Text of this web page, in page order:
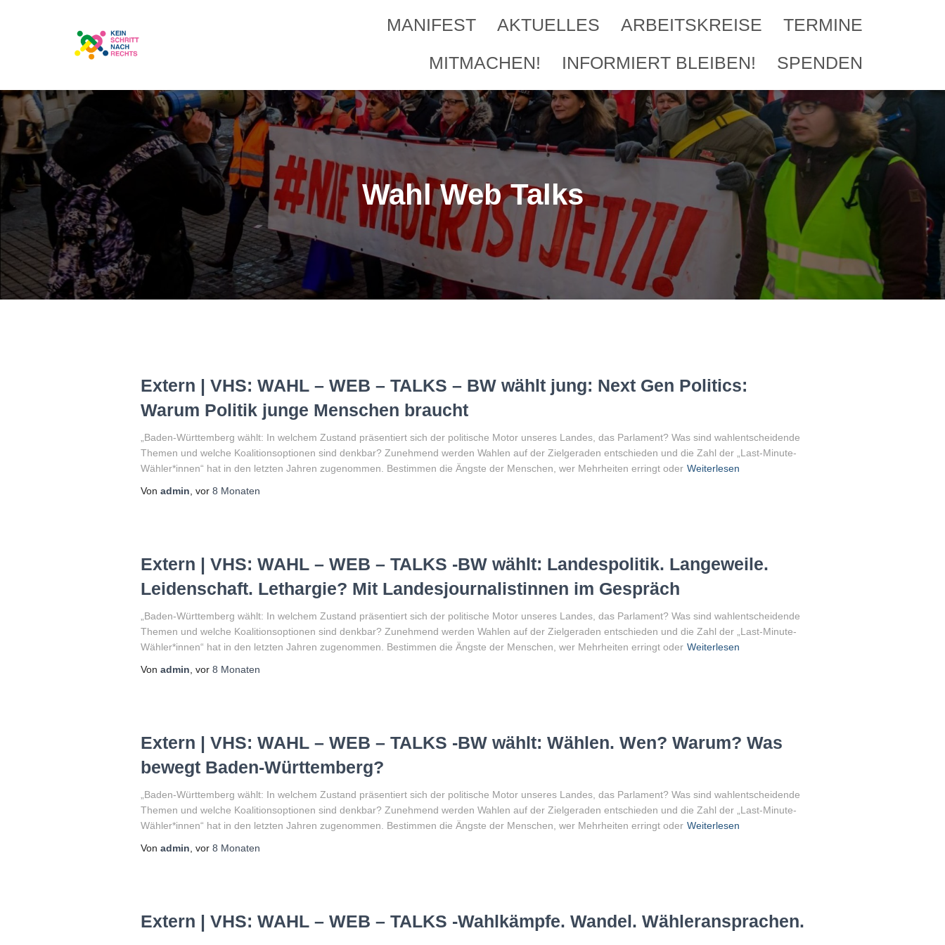
MANIFEST AKTUELLES ARBEITSKREISE
TERMINE
MITMACHEN!
INFORMIERT BLEIBEN! SPENDEN
Wahl Web Talks
Extern | VHS: WAHL – WEB – TALKS – BW wählt jung: Next Gen Politics:
Warum Politik junge Menschen braucht
„Baden-Württemberg wählt: In welchem Zustand präsentiert sich der politische Motor unseres Landes, das Parlament? Was sind wahlentscheidende
Themen und welche Koalitionsoptionen sind denkbar? Zunehmend werden Wahlen auf der Zielgeraden entschieden und die Zahl der „Last-Minute-
Wähler*innen“ hat in den letzten Jahren zugenommen. Bestimmen die Ängste der Menschen, wer Mehrheiten erringt oder Weiterlesen
Von admin , vor 8 Monaten
Extern | VHS: WAHL – WEB – TALKS -BW wählt: Landespolitik. Langeweile.
Leidenschaft. Lethargie? Mit Landesjournalistinnen im Gespräch
„Baden-Württemberg wählt: In welchem Zustand präsentiert sich der politische Motor unseres Landes, das Parlament? Was sind wahlentscheidende
Themen und welche Koalitionsoptionen sind denkbar? Zunehmend werden Wahlen auf der Zielgeraden entschieden und die Zahl der „Last-Minute-
Wähler*innen“ hat in den letzten Jahren zugenommen. Bestimmen die Ängste der Menschen, wer Mehrheiten erringt oder Weiterlesen
Von admin , vor 8 Monaten
Extern | VHS: WAHL – WEB – TALKS -BW wählt: Wählen. Wen? Warum? Was
bewegt Baden-Württemberg?
„Baden-Württemberg wählt: In welchem Zustand präsentiert sich der politische Motor unseres Landes, das Parlament? Was sind wahlentscheidende
Themen und welche Koalitionsoptionen sind denkbar? Zunehmend werden Wahlen auf der Zielgeraden entschieden und die Zahl der „Last-Minute-
Wähler*innen“ hat in den letzten Jahren zugenommen. Bestimmen die Ängste der Menschen, wer Mehrheiten erringt oder Weiterlesen
Von admin , vor 8 Monaten
Extern | VHS: WAHL – WEB – TALKS -Wahlkämpfe. Wandel. Wähleransprachen.